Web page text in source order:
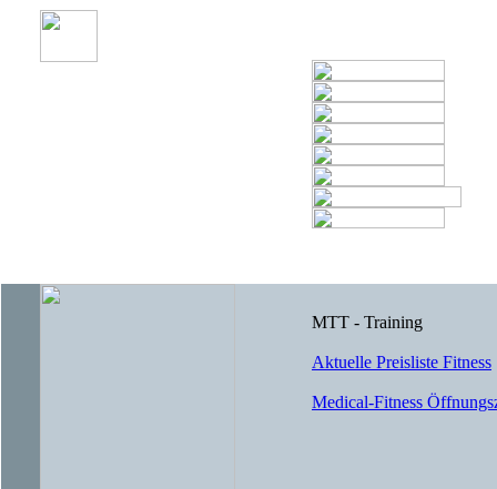
MTT - Training
Aktuelle Preisliste Fitness
Medical-Fitness